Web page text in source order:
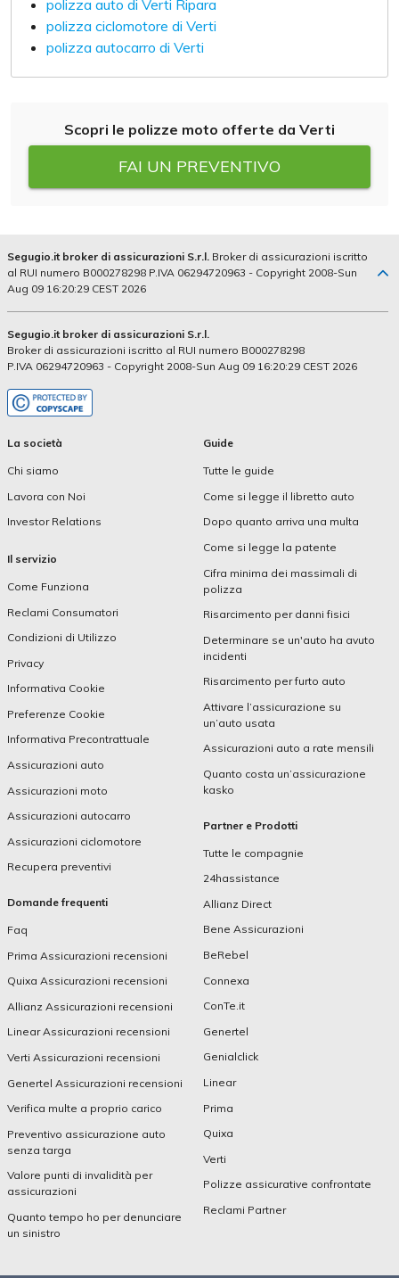
polizza auto di Verti Ripara
polizza ciclomotore di Verti
polizza autocarro di Verti
Scopri le polizze moto offerte da Verti
FAI UN PREVENTIVO
Segugio.it broker di assicurazioni S.r.l. Broker di assicurazioni iscritto
al RUI numero B000278298 P.IVA 06294720963 - Copyright 2008-Sun
Aug 09 16:20:29 CEST 2026
La società
Chi siamo
Lavora con Noi
Investor Relations
Il servizio
Come Funziona
Reclami Consumatori
Condizioni di Utilizzo
Privacy
Informativa Cookie
Preferenze Cookie
Informativa Precontrattuale
Assicurazioni auto
Assicurazioni moto
Assicurazioni autocarro
Assicurazioni ciclomotore
Recupera preventivi
Domande frequenti
Faq
Prima Assicurazioni recensioni
Quixa Assicurazioni recensioni
Allianz Assicurazioni recensioni
Linear Assicurazioni recensioni
Verti Assicurazioni recensioni
Genertel Assicurazioni recensioni
Verifica multe a proprio carico
Preventivo assicurazione auto
senza targa
Valore punti di invalidità per
assicurazioni
Quanto tempo ho per denunciare
un sinistro
Guide
Tutte le guide
Come si legge il libretto auto
Dopo quanto arriva una multa
Come si legge la patente
Cifra minima dei massimali di
polizza
Risarcimento per danni fisici
Determinare se un'auto ha avuto
incidenti
Risarcimento per furto auto
Attivare l’assicurazione su
un’auto usata
Assicurazioni auto a rate mensili
Quanto costa un’assicurazione
kasko
Partner e Prodotti
Tutte le compagnie
24hassistance
Allianz Direct
Bene Assicurazioni
BeRebel
Connexa
ConTe.it
Genertel
Genialclick
Linear
Prima
Quixa
Verti
Polizze assicurative confrontate
Reclami Partner
Segugio.it broker di assicurazioni S.r.l.
Broker di assicurazioni iscritto al RUI numero B000278298
P.IVA 06294720963 - Copyright 2008-Sun Aug 09 16:20:29 CEST 2026